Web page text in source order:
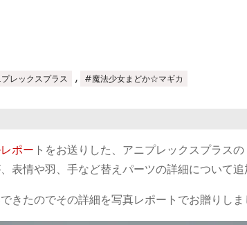
レックスプラス , #魔法少女まどか☆マギカ
ポー トをお送りした、アニプレックスプラスの
表情や羽、手など替えパーツの詳細について追
きたのでその詳細を写真レポートでお贈りしま